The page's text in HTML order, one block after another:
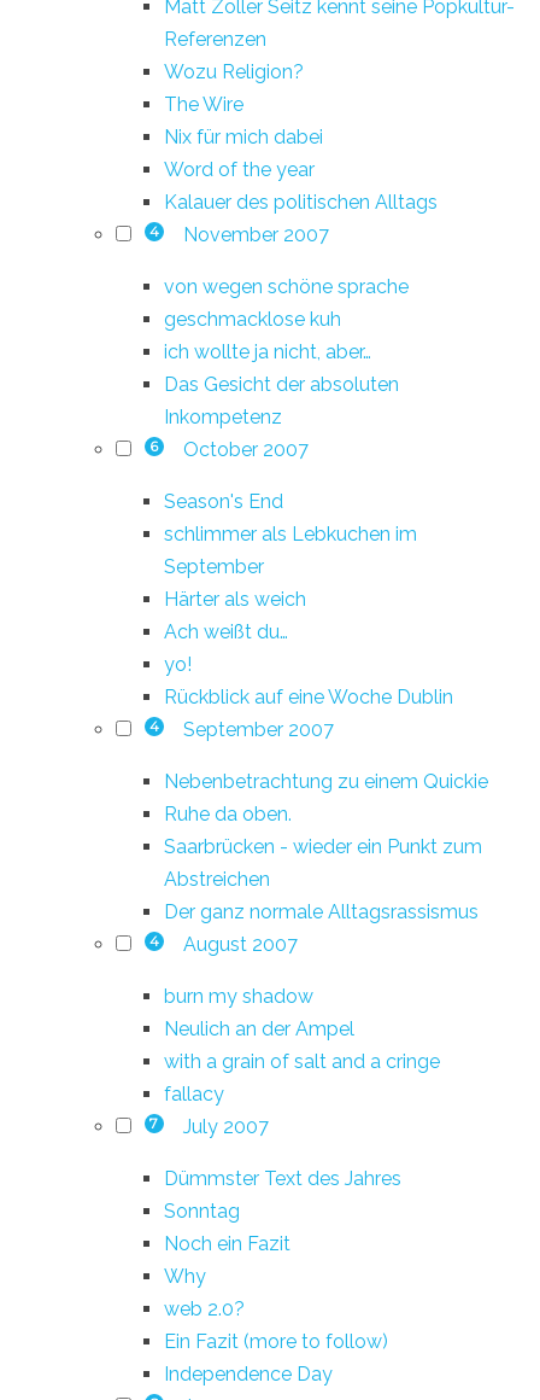
Matt Zoller Seitz kennt seine Popkultur-
Referenzen
Wozu Religion?
The Wire
Nix für mich dabei
Word of the year
Kalauer des politischen Alltags
4 November 2007
von wegen schöne sprache
geschmacklose kuh
ich wollte ja nicht, aber…
Das Gesicht der absoluten
Inkompetenz
6 October 2007
Season's End
schlimmer als Lebkuchen im
September
Härter als weich
Ach weißt du…
yo!
Rückblick auf eine Woche Dublin
4 September 2007
Nebenbetrachtung zu einem Quickie
Ruhe da oben.
Saarbrücken - wieder ein Punkt zum
Abstreichen
Der ganz normale Alltagsrassismus
4 August 2007
burn my shadow
Neulich an der Ampel
with a grain of salt and a cringe
fallacy
7 July 2007
Dümmster Text des Jahres
Sonntag
Noch ein Fazit
Why
web 2.0?
Ein Fazit (more to follow)
Independence Day